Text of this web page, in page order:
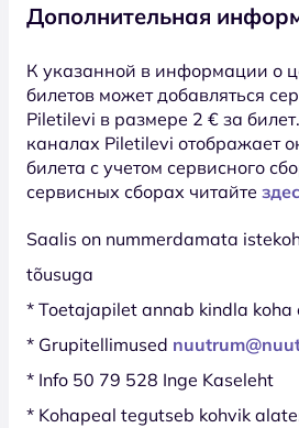
Дополнительная
К указанной в информации о
билетов может добавляться
Piletilevi в размере 2 € за
каналах Piletilevi отображает
билета с учетом сервисного
сервисных сборах читайте
Saalis on nummerdamata
tõusuga
* Toetajapilet annab kindla koha
* Grupitellimused
* Info 50 79 528 Inge Kaseleht
* Kohapeal tegutseb kohvik